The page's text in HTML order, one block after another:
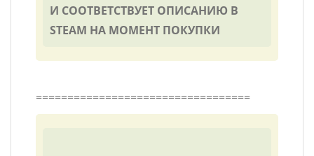
И СООТВЕТСТВУЕТ ОПИСАНИЮ В
STEAM НА МОМЕНТ ПОКУПКИ
==================================